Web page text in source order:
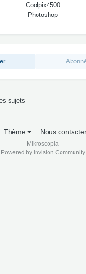
Coolpix4500
Photoshop
sujets
Thème Nous contacter
Mikroscopia
Powered by Invision Community